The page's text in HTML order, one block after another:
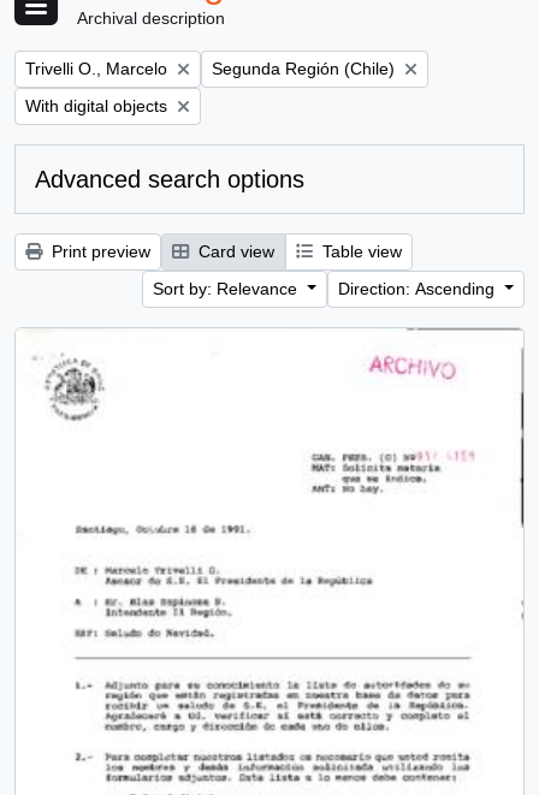
Archival description
Remove filter:
Trivelli O., Marcelo Remove filter:
Segunda Región (Chile)
Remove filter:
With digital objects
Advanced search options
Print preview Card view
Table view
Sort by: Relevance
Direction: Ascending